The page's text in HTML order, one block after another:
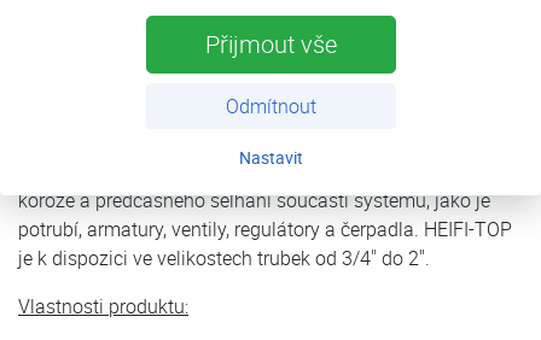
Přijmout vše
Odmítnout
Nastavit
HEIFI-TOP je šetrný k životnímu prostředí a snadno se
Pravidelné zpětné proplachování eliminuje zachycené
funkce. Výsledek? Zlepšený přenos tepla, snížené riziko
koroze a předčasného selhání součástí systému, jako je
potrubí, armatury, ventily, regulátory a čerpadla. HEIFI-TOP
je k dispozici ve velikostech trubek od 3/4" do 2".
Vlastnosti produktu: